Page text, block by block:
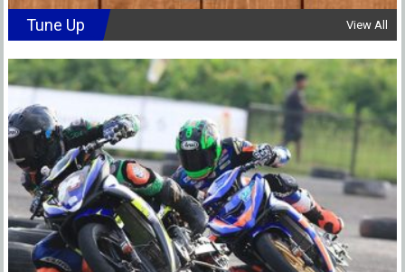
Tune Up View All